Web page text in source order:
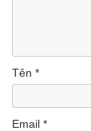
Tên *
Email *